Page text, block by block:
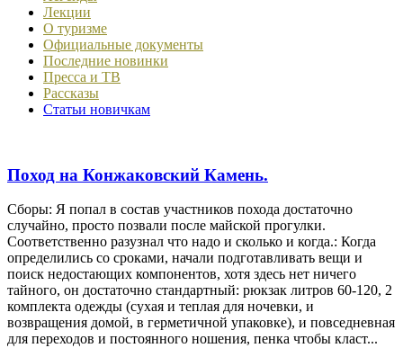
Лекции
О туризме
Официальные документы
Последние новинки
Пресса и ТВ
Рассказы
Статьи новичкам
Поход на Конжаковский Камень.
Сборы: Я попал в состав участников похода достаточно
случайно, просто позвали после майской прогулки.
Соответственно разузнал что надо и сколько и когда.: Когда
определились со сроками, начали подготавливать вещи и
поиск недостающих компонентов, хотя здесь нет ничего
тайного, он достаточно стандартный: рюкзак литров 60-120, 2
комплекта одежды (сухая и теплая для ночевки, и
возвращения домой, в герметичной упаковке), и повседневная
для переходов и постоянного ношения, пенка чтобы класт...